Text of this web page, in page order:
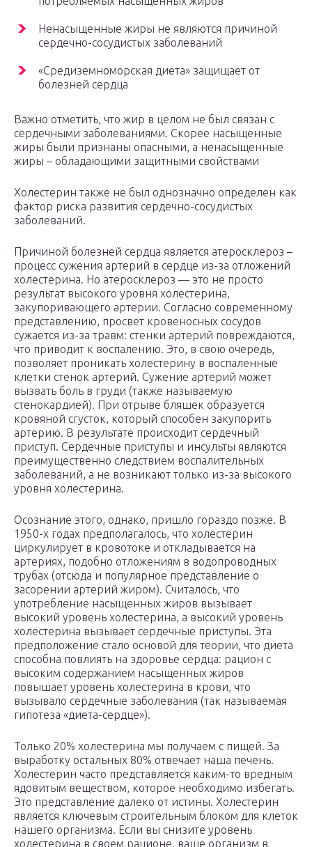
Ненасыщенные жиры не являются причиной
сердечно-сосудистых заболеваний
«Средиземноморская диета» защищает от
болезней сердца
Важно отметить, что жир в целом не был связан с
сердечными заболеваниями. Скорее насыщенные
жиры были признаны опасными, а ненасыщенные
жиры – обладающими защитными свойствами
Холестерин также не был однозначно определен как
фактор риска развития сердечно-сосудистых
заболеваний.
Причиной болезней сердца является атеросклероз –
процесс сужения артерий в сердце из-за отложений
холестерина. Но атеросклероз — это не просто
результат высокого уровня холестерина,
закупоривающего артерии. Согласно современному
представлению, просвет кровеносных сосудов
сужается из-за травм: стенки артерий повреждаются,
что приводит к воспалению. Это, в свою очередь,
позволяет проникать холестерину в воспаленные
клетки стенок артерий. Сужение артерий может
вызвать боль в груди (также называемую
стенокардией). При отрыве бляшек образуется
кровяной сгусток, который способен закупорить
артерию. В результате происходит сердечный
приступ. Сердечные приступы и инсульты являются
преимущественно следствием воспалительных
заболеваний, а не возникают только из-за высокого
уровня холестерина.
Осознание этого, однако, пришло гораздо позже. В
1950-х годах предполагалось, что холестерин
циркулирует в кровотоке и откладывается на
артериях, подобно отложениям в водопроводных
трубах (отсюда и популярное представление о
засорении артерий жиром). Считалось, что
употребление насыщенных жиров вызывает
высокий уровень холестерина, а высокий уровень
холестерина вызывает сердечные приступы. Эта
предположение стало основой для теории, что диета
способна повлиять на здоровье сердца: рацион с
высоким содержанием насыщенных жиров
повышает уровень холестерина в крови, что
вызывало сердечные заболевания (так называемая
гипотеза «диета-сердце»).
Только 20% холестерина мы получаем с пищей. За
выработку остальных 80% отвечает наша печень.
Холестерин часто представляется каким-то вредным
ядовитым веществом, которое необходимо избегать.
Это представление далеко от истины. Холестерин
является ключевым строительным блоком для клеток
нашего организма. Если вы снизите уровень
холестерина в своем рационе, ваше организм в